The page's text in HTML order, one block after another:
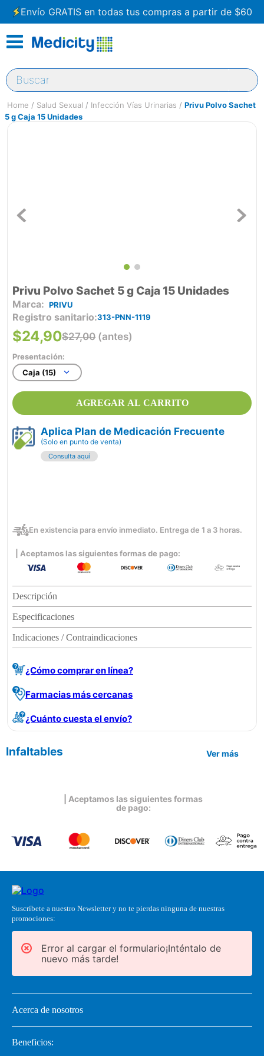
Envío GRATIS en todas tus compras a partir de $60
Buscar
Salud Sexual Infección Vías Urinarias
Privu Polvo Sachet
5 g Caja 15 Unidades
Privu Polvo Sachet 5 g Caja 15 Unidades
PRIVU
Registro sanitario 313-PNN-1119
$27,00 (antes)
$24,90
Presentación:
Caja (15)
AGREGAR AL CARRITO
Aplica Plan de Medicación Frecuente
(Solo en punto de venta)
Consulta aquí
En existencia para envío inmediato. Entrega de 1 a 3 horas.
| Aceptamos las siguientes formas de pago:
Descripción
Especificaciones
Indicaciones / Contraindicaciones
¿Cómo comprar en línea?
Farmacias más cercanas
¿Cuánto cuesta el envío?
Infaltables Ver más
| Aceptamos las siguientes formas
de pago:
Suscríbete a nuestro Newsletter y no te pierdas ninguna de nuestras
promociones:
Error al cargar el formulario¡Inténtalo de
nuevo más tarde!
Acerca de nosotros
Beneficios: